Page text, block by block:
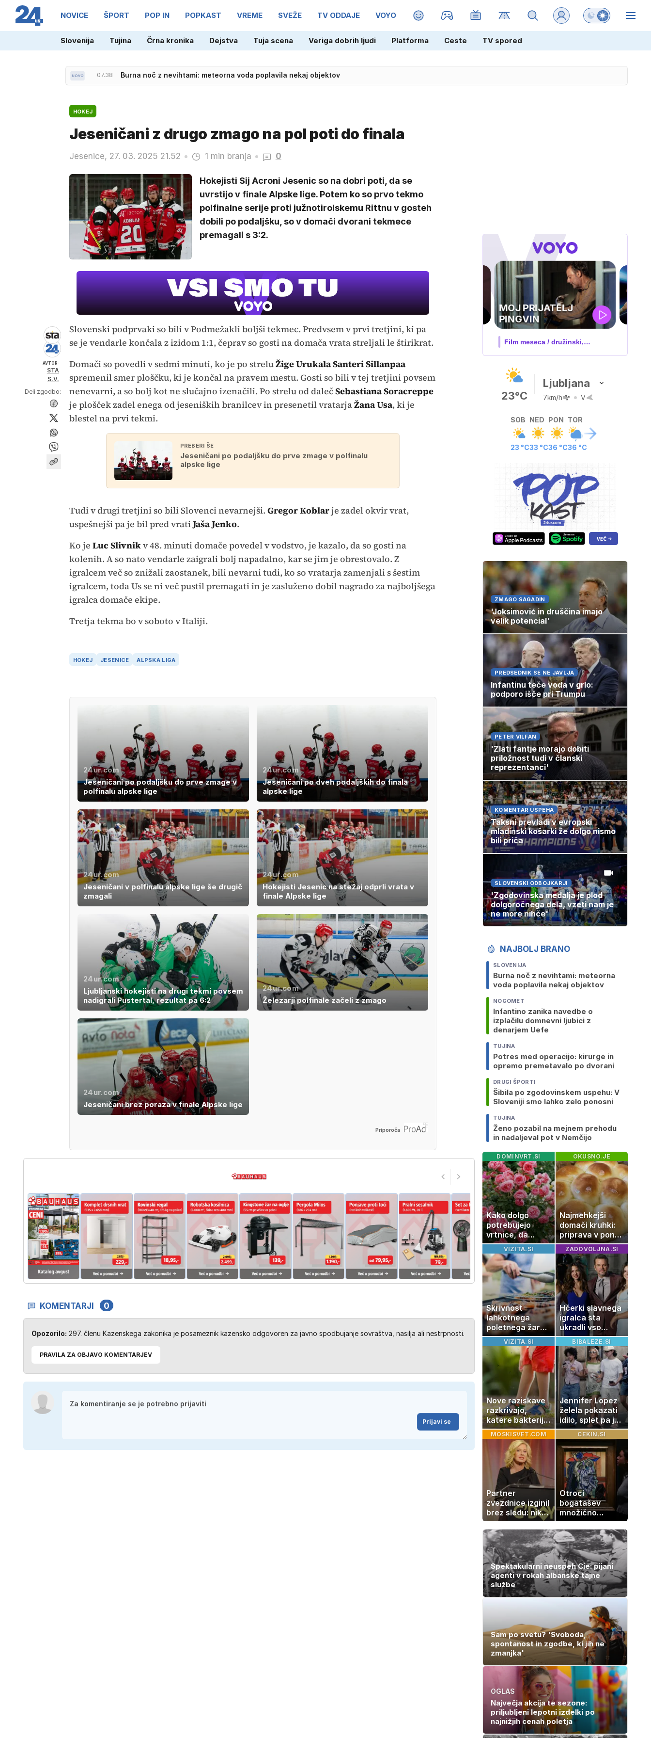
NOVICE ŠPORT POP IN POPKAST VREME SVEŽE TV ODDAJE VOYO MAGAZIN Preklopi barvni
Slovenija Tujina Črna kronika Dejstva Tuja scena Veriga dobrih ljudi Platforma Ceste TV spored
07.38 Burna noč z nevihtami: meteorna voda poplavila nekaj objektov
HOKEJ
Jeseničani z drugo zmago na pol poti do finala
Jesenice, 27. 03. 2025 21.52 1 min branja 0
Hokejisti Sij Acroni Jesenic so na dobri poti, da se
uvrstijo v finale Alpske lige. Potem ko so prvo tekmo
polfinalne serije proti južnotirolskemu Rittnu v gosteh
dobili po podaljšku, so v domači dvorani tekmece
premagali s 3:2.
AVTOR:
STA
S.V.
Deli zgodbo:
Slovenski podprvaki so bili v Podmežakli boljši tekmec. Predvsem v prvi tretjini, ki pa
se je vendarle končala z izidom 1:1, čeprav so gosti na domača vrata streljali le štirikrat.
Domači so povedli v sedmi minuti, ko je po streluŽige UrukalaSanteri Sillanpaa
spremenil smer ploščku, ki je končal na pravem mestu. Gosti so bili v tej tretjini povsem
nenevarni, a so bolj kot ne slučajno izenačili. Po strelu od dalečSebastiana Soracreppe
je plošček zadel enega od jeseniških branilcev in presenetil vratarjaŽanaUsa, ki je
blestel na prvi tekmi.
PREBERI ŠE
Jeseničani po podaljšku do prve zmage v polfinalu
alpske lige
Tudi v drugi tretjini so bili Slovenci nevarnejši. Gregor Koblarje zadel okvir vrat,
uspešnejši pa je bil pred vratiJaša Jenko.
Ko je Luc Slivnikv 48. minuti domače povedel v vodstvo, je kazalo, da so gosti na
kolenih. A so nato vendarle zaigrali bolj napadalno, kar se jim je obrestovalo. Z
igralcem več so znižali zaostanek, bili nevarni tudi, ko so vratarja zamenjali s šestim
igralcem, toda Us se ni več pustil premagati in je zasluženo dobil nagrado za najboljšega
igralca domače ekipe.
Tretja tekma bo v soboto v Italiji.
HOKEJ JESENICE ALPSKA LIGA
24ur.com
Jeseničani po podaljšku do prve zmage v
polfinalu alpske lige
24ur.com
Jeseničani po dveh podaljških do finala
alpske lige
24ur.com
Jeseničani v polfinalu alpske lige še drugič
zmagali
24ur.com
Hokejisti Jesenic na stežaj odprli vrata v
finale Alpske lige
24ur.com
Ljubljanski hokejisti na drugi tekmi povsem
nadigrali Pustertal, rezultat pa 6:2
24ur.com
Železarji polfinale začeli z zmago
24ur.com
Jeseničani brez poraza v finale Alpske lige
Priporoča
KOMENTARJI 0
Opozorilo: 297. členu Kazenskega zakonika je posameznik kazensko odgovoren za javno spodbujanje sovraštva, nasilja ali nestrpnosti.
PRAVILA ZA OBJAVO KOMENTARJEV
Prijavi se
Film meseca / družinski,
UEFA
SUPERPOKAL
V živo na VOYO: sreda ob 20.30
23°C
Ljubljana
7km/h V
SOB
23 °C
NED
33 °C
PON
36 °C
TOR
36 °C
ZMAGO SAGADIN
'Joksimović in druščina imajo
velik potencial'
PREDSEDNIK SE NE JAVLJA
Infantinu teče voda v grlo:
podporo išče pri Trumpu
PETER VILFAN
'Zlati fantje morajo dobiti
priložnost tudi v članski
reprezentanci'
KOMENTAR USPEHA
Takšni prevladi v evropski
mladinski košarki že dolgo nismo
bili priča
SLOVENSKI ODBOJKARJI
'Zgodovinska medalja je plod
dolgoročnega dela, vzeti nam je
ne more nihče'
NAJBOLJ BRANO
SLOVENIJA
Burna noč z nevihtami: meteorna
voda poplavila nekaj objektov
NOGOMET
Infantino zanika navedbe o
izplačilu domnevni ljubici z
denarjem Uefe
TUJINA
Potres med operacijo: kirurge in
opremo premetavalo po dvorani
DRUGI ŠPORTI
Šibila po zgodovinskem uspehu: V
Sloveniji smo lahko zelo ponosni
TUJINA
Ženo pozabil na mejnem prehodu
in nadaljeval pot v Nemčijo
DOMINVRT.SI
Kako dolgo
potrebujejo
vrtnice, da
zrastejo? Vse o
rasti, cvetenju
in negi vrtnic
OKUSNO.JE
Najmehkejši
domači kruhki:
priprava v ponvi
je trik za popoln
rezultat
VIZITA.SI
Skrivnost
lahkotnega
poletnega žara,
po katerem ne
boste
potrebovali
popoldanskega
spanca
ZADOVOLJNA.SI
Hčerki slavnega
igralca sta
ukradli vso
pozornost
VIZITA.SI
Nove raziskave
razkrivajo,
katere bakterije
na koži privlačijo
komarje
BIBALEZE.SI
Jennifer Lopez
želela pokazati
idilo, splet pa je
razburila ena
stvar
MOSKISVET.COM
Partner
zvezdnice izginil
brez sledu: nikoli
ga niso našli,
nato je prišla še
ena tragedija
CEKIN.SI
Otroci
bogatašev
množično
prodajajo
družinske
zbirke: raje
imajo denar kot
umetnine
Spektakularni neuspeh Cie: pijani
agenti v rokah albanske tajne
službe
Sam po svetu? 'Svoboda,
spontanost in zgodbe, ki jih ne
zmanjka'
OGLAS
Največja akcija te sezone:
priljubljeni lepotni izdelki po
najnižjih cenah poletja